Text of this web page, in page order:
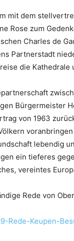
mit dem
Rose zum
Charles de
Partnerstadt
die Kathedrale
Bürgermeister
von 1963
lebendig
ein tieferes
vereintes
Rede von
Rede-Keupen-